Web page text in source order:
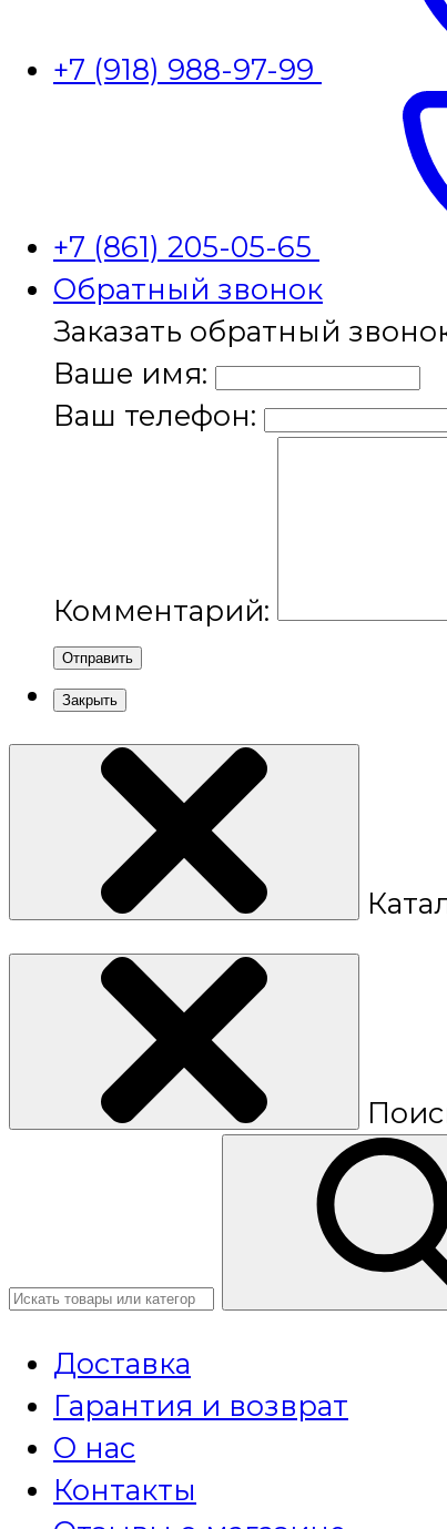
+7 (918) 988-97-99
+7 (861) 205-05-65
Обратный звонок
Заказать обратный
Ваше имя:
Ваш телефон:
Комментарий:
Отправить
Закрыть
Доставка
Гарантия и возврат
О нас
Контакты